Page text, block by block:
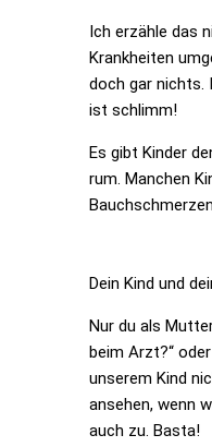
Ich erzähle das
Krankheiten
doch gar nichts.
ist schlimm!
Es gibt Kinder
rum. Manchen
Dein Kind und
Nur du als
beim Arzt?“ oder
unserem Kind
ansehen, wenn
auch zu. Basta!